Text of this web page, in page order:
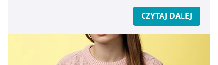
CZYTAJ DALEJ